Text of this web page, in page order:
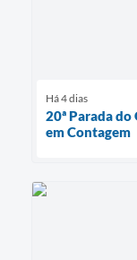
Há 4 dias
20ª Parada
em Contagem